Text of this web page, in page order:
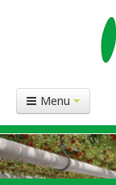
Menu